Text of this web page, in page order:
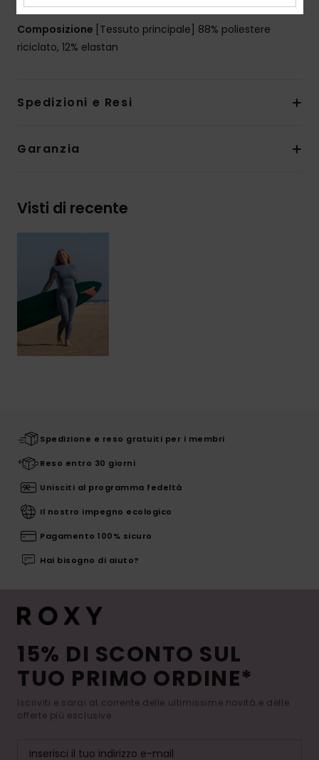
Composizione [Tessuto principale] 88% poliestere
riciclato, 12% elastan
Spedizioni e Resi
Garanzia
Visti di recente
Spedizione e reso gratuiti per i membri
Reso entro 30 giorni
Unisciti al programma fedeltà
Il nostro impegno ecologico
Pagamento 100% sicuro
Hai bisogno di aiuto?
15% DI SCONTO SUL
TUO PRIMO ORDINE*
Iscriviti e sarai al corrente delle ultimissime novità e delle
offerte più esclusive.